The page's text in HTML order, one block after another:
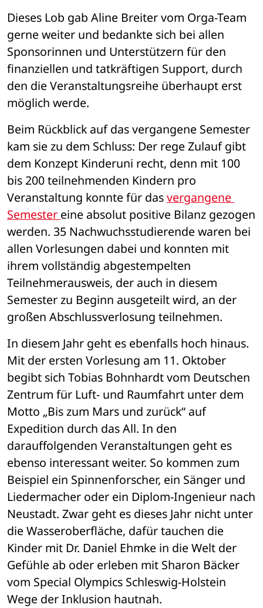
Dieses Lob gab Aline Breiter vom Orga-Team
gerne weiter und bedankte sich bei allen
Sponsorinnen und Unterstützern für den
finanziellen und tatkräftigen Support, durch
den die Veranstaltungsreihe überhaupt erst
möglich werde.
Beim Rückblick auf das vergangene Semester
kam sie zu dem Schluss: Der rege Zulauf gibt
dem Konzept Kinderuni recht, denn mit 100
bis 200 teilnehmenden Kindern pro
Veranstaltung konnte für das vergangene
Semester eine absolut positive Bilanz gezogen
werden. 35 Nachwuchsstudierende waren bei
allen Vorlesungen dabei und konnten mit
ihrem vollständig abgestempelten
Teilnehmerausweis, der auch in diesem
Semester zu Beginn ausgeteilt wird, an der
großen Abschlussverlosung teilnehmen.
In diesem Jahr geht es ebenfalls hoch hinaus.
Mit der ersten Vorlesung am 11. Oktober
begibt sich Tobias Bohnhardt vom Deutschen
Zentrum für Luft- und Raumfahrt unter dem
Motto „Bis zum Mars und zurück“ auf
Expedition durch das All. In den
darauffolgenden Veranstaltungen geht es
ebenso interessant weiter. So kommen zum
Beispiel ein Spinnenforscher, ein Sänger und
Liedermacher oder ein Diplom-Ingenieur nach
Neustadt. Zwar geht es dieses Jahr nicht unter
die Wasseroberfläche, dafür tauchen die
Kinder mit Dr. Daniel Ehmke in die Welt der
Gefühle ab oder erleben mit Sharon Bäcker
vom Special Olympics Schleswig-Holstein
Wege der Inklusion hautnah.